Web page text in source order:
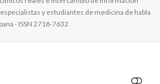
y estudiantes de medicina de habla
- ISSN 2718-7632